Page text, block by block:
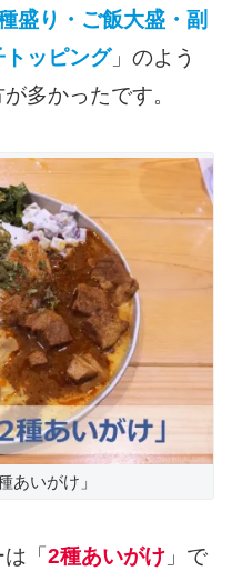
盛り・ご飯大盛・副
ッピング」のよう
多かったです。
あいがけ」
「 2種あいがけ 」で